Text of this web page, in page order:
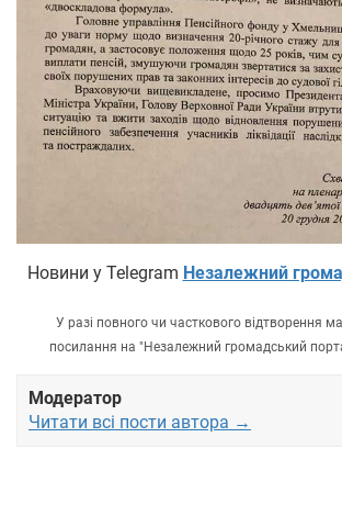
Новини у Telegram Незалежний
У разі повного чи часткового відтворення
посилання на "Незалежний громадський
Модератор
Читати всі пости автора →